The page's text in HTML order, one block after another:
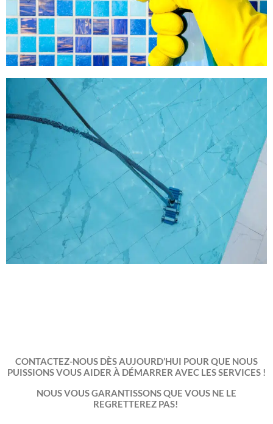
CONTACTEZ-NOUS DÈS AUJOURD’HUI POUR QUE NOUS
PUISSIONS VOUS AIDER À DÉMARRER AVEC LES SERVICES !
NOUS VOUS GARANTISSONS QUE VOUS NE LE
REGRETTEREZ PAS!